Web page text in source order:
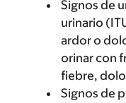
Signos de
urinario
ardor o
orinar con
fiebre,
Signos de